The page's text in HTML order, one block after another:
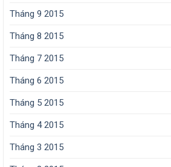
Tháng 9 2015
Tháng 8 2015
Tháng 7 2015
Tháng 6 2015
Tháng 5 2015
Tháng 4 2015
Tháng 3 2015